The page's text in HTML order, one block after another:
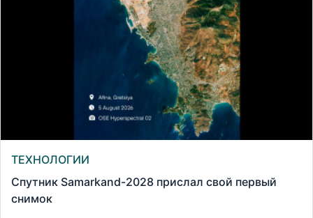
ТЕХНОЛОГИИ
Спутник Samarkand-2028 прислал свой первый
снимок